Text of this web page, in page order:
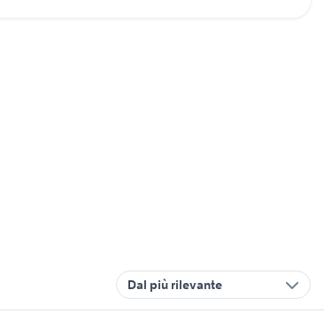
Dal più rilevante